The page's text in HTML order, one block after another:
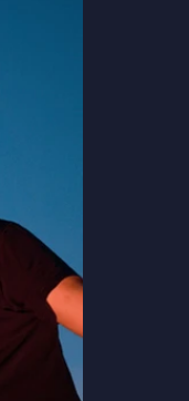
die so
duschen